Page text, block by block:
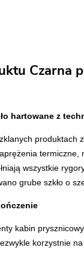
Czarna
hartowane z
produktach
termiczne,
wszystkie
grube szkło o
kabin
korzystnie